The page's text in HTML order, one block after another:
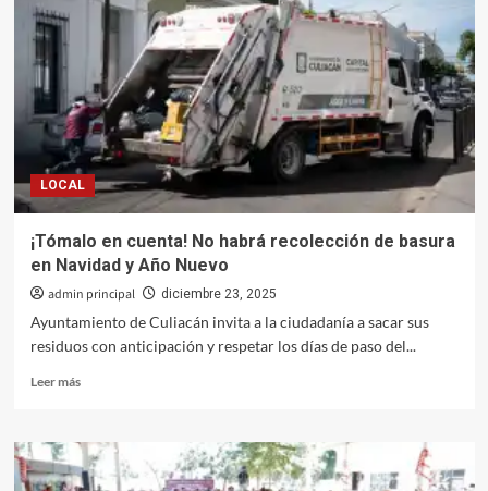
IMJU
a
su
equipo
en
plena
Nochebuena
LOCAL
¡Tómalo en cuenta! No habrá recolección de basura
en Navidad y Año Nuevo
admin principal diciembre 23, 2025
Ayuntamiento de Culiacán invita a la ciudadanía a sacar sus
residuos con anticipación y respetar los días de paso del...
Leer másLeer
¡Tómalo
en
cuenta!